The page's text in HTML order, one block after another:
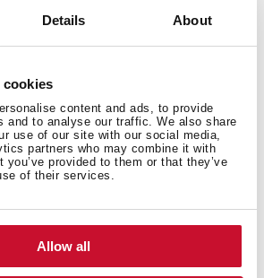
Details About
cookies
content and ads, to provide
and to analyse our traffic. We also share
use of our site with our social media,
partners who may combine it with
you’ve provided to them or that they’ve
of their services.
Allow all